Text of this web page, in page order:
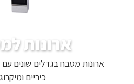
ארונות
ארונות מטבח בגדלים שונים
כיריים